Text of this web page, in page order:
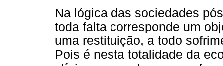
Na lógica das sociedades
toda falta corresponde um
uma restituição, a todo
Pois é nesta totalidade da